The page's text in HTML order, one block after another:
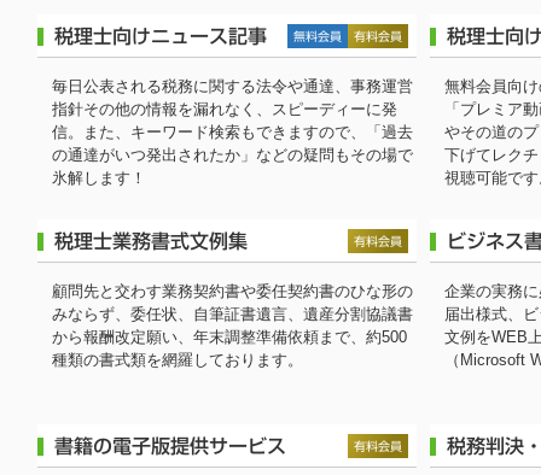
「ビジネスガイド WEB版」2026年5月号をアップしました。
「ビジネスガイド WEB版」2026年4月号をアップしました。
2026-02-25
税制改正情報ナビを更新しました。
「ビジネスガイド WEB版」2026年3月号をアップしました。
「ビジネスガイド WEB版」2026年2月号をアップしました。
2026-01-07
「税理士向け動画」をアップしました。
年末年始 休業日のご案内
毎日公表される税務に関する法令や通達、事務運営
指針その他の情報を漏れなく、スピーディーに発
信。また、キーワード検索もできますので、「過去
の通達がいつ発出されたか」などの疑問もその場で
氷解します！
無料会員向
「プレミア
やその道の
下げてレク
視聴可能で
顧問先と交わす業務契約書や委任契約書のひな形の
みならず、委任状、自筆証書遺言、遺産分割協議書
から報酬改定願い、年末調整準備依頼まで、約500
種類の書式類を網羅しております。
企業の実務
届出様式、
文例をWEB
（Microsoft